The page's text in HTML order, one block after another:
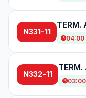
N331-11
04:00
N332-11
03:00